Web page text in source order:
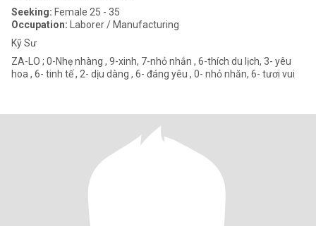
Seeking: Female 25 - 35
Occupation: Laborer / Manufacturing
Kỹ Sư
ZA-LO ; 0-Nhẹ nhàng , 9-xinh, 7-nhỏ nhắn , 6-thích du lịch, 3- yêu
hoa , 6- tinh tế , 2- dịu dàng , 6- đáng yêu , 0- nhỏ nhăn, 6- tươi vui